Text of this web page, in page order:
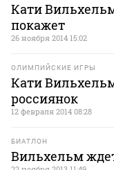
Кати
покажет
26 ноября 2014 15:02
ОЛИМПИЙСКИЕ ИГРЫ
Кати
россиянок
12 февраля 2014 08:28
БИАТЛОН
Вильхельм